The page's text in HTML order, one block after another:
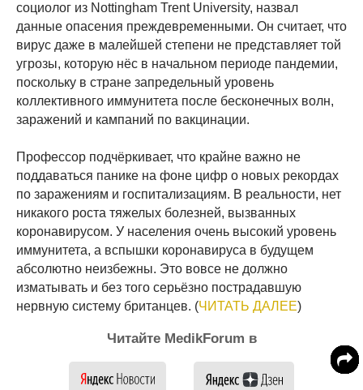
социолог из Nottingham Trent University, назвал
данные опасения преждевременными. Он считает, что
вирус даже в малейшей степени не представляет той
угрозы, которую нёс в начальном периоде пандемии,
поскольку в стране запредельный уровень
коллективного иммунитета после бесконечных волн,
заражений и кампаний по вакцинации.
Профессор подчёркивает, что крайне важно не
поддаваться панике на фоне цифр о новых рекордах
по заражениям и госпитализациям. В реальности, нет
никакого роста тяжелых болезней, вызванных
коронавирусом. У населения очень высокий уровень
иммунитета, а вспышки коронавируса в будущем
абсолютно неизбежны. Это вовсе не должно
изматывать и без того серьёзно пострадавшую
нервную систему британцев. (ЧИТАТЬ ДАЛЕЕ)
Читайте MedikForum в